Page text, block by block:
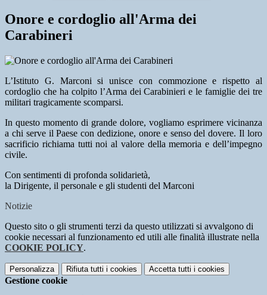
Onore e cordoglio all'Arma dei
Carabineri
L’Istituto G. Marconi si unisce con commozione e rispetto al
cordoglio che ha colpito l’Arma dei Carabinieri e le famiglie dei tre
militari tragicamente scomparsi.
In questo momento di grande dolore, vogliamo esprimere vicinanza
a chi serve il Paese con dedizione, onore e senso del dovere. Il loro
sacrificio richiama tutti noi al valore della memoria e dell’impegno
civile.
Con sentimenti di profonda solidarietà,
la Dirigente, il personale e gli studenti del Marconi
Notizie
Questo sito o gli strumenti terzi da questo utilizzati si avvalgono di
cookie necessari al funzionamento ed utili alle finalità illustrate nella
COOKIE POLICY.
Personalizza Rifiuta tutti i cookies Accetta tutti i cookies
Gestione cookie